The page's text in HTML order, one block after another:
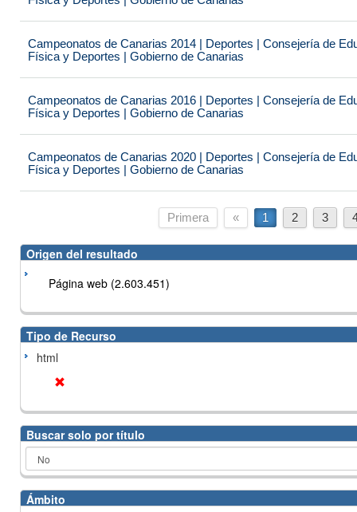
Campeonatos de Canarias 2014 | Deportes | Consejería de
Física y Deportes | Gobierno de Canarias
Campeonatos de Canarias 2016 | Deportes | Consejería de
Física y Deportes | Gobierno de Canarias
Campeonatos de Canarias 2020 | Deportes | Consejería de
Física y Deportes | Gobierno de Canarias
Primera « 1 2 3
Origen del resultado
Página web (2.603.451)
Tipo de Recurso
html
Buscar solo por título
Ámbito